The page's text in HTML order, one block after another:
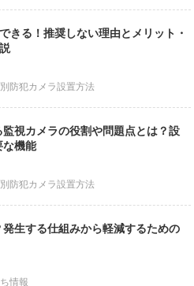
きる！推奨しない理由とメリット・
防犯カメラ設置方法
監視カメラの役割や問題点とは？設
な機能
防犯カメラ設置方法
生する仕組みから軽減するための
情報